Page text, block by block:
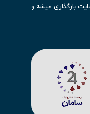
بارگذاری میشه و
دنیای فوتبال، تعداد
لباس رئال مادرید
منچستر سیتی